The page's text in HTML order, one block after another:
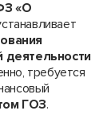
«О
деятельности
требуется
ГОЗ.